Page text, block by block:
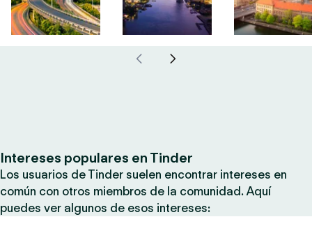
Intereses populares en Tinder
Los usuarios de Tinder suelen encontrar intereses en
común con otros miembros de la comunidad. Aquí
puedes ver algunos de esos intereses: